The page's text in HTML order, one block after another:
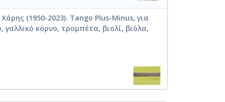
(1950-2023). Tango Plus-Minus, για
κόρνο, τρομπέτα, βιολί, βιόλα,